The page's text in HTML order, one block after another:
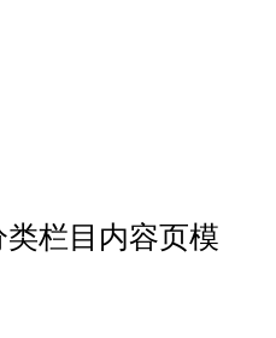
栏目内容页模